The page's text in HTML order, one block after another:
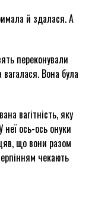
й здалася. А
переконували
Вона була
вагітність, яку
ось-ось онуки
що вони разом
чекають